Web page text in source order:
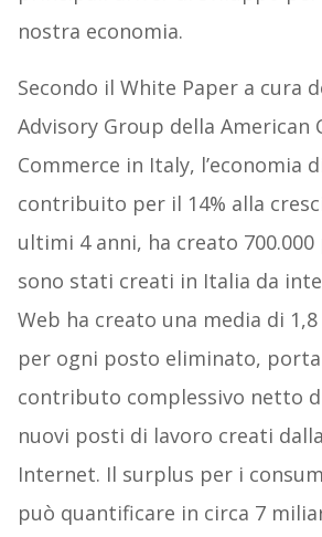
nostra economia.
Secondo il White Paper a cura
Advisory Group della American
Commerce in Italy, l’economia
contribuito per il 14% alla
ultimi 4 anni, ha creato
sono stati creati in Italia da
Web ha creato una media di
per ogni posto eliminato,
contributo complessivo netto
nuovi posti di lavoro creati
Internet. Il surplus per i
può quantificare in circa 7